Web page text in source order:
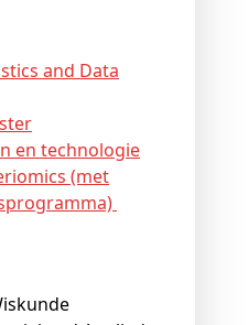
en technologie